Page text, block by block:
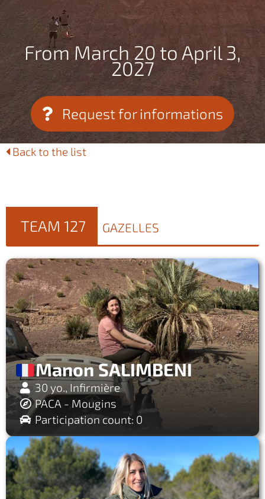
From March 20 to April 3,
2027
Request for informations
Back to the list
TEAM 127 GAZELLES
Manon SALIMBENI
30 yo., Infirmière
PACA - Mougins
Participation count: 0